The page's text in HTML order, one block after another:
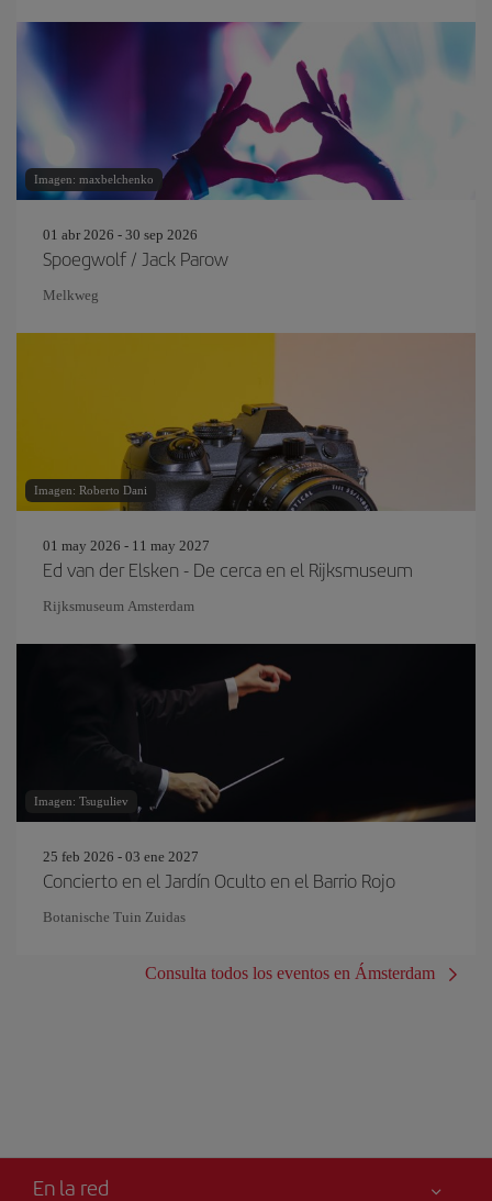
Imagen: maxbelchenko
01 abr 2026 - 30 sep 2026
Spoegwolf / Jack Parow
Melkweg
Imagen: Roberto Dani
01 may 2026 - 11 may 2027
Ed van der Elsken - De cerca en el Rijksmuseum
Rijksmuseum Amsterdam
Imagen: Tsuguliev
25 feb 2026 - 03 ene 2027
Concierto en el Jardín Oculto en el Barrio Rojo
Botanische Tuin Zuidas
Consulta todos los eventos en Ámsterdam
En la red